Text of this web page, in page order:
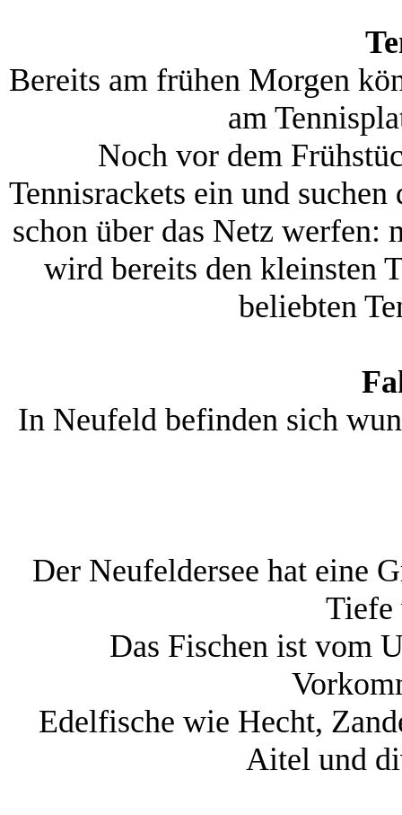
Bereits am frühen Morgen
am
Noch vor dem
Tennisrackets ein und
schon über das Netz
wird bereits den kleinsten
beliebten
In Neufeld befinden sich
Der Neufeldersee hat eine
Tiefe
Das Fischen ist vom
Edelfische wie Hecht,
Aitel und